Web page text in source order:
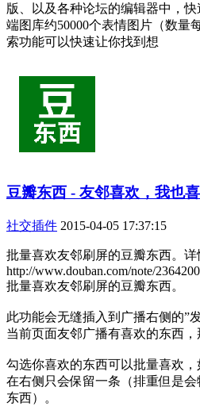
版、以及各种论坛的编辑器中，
端图库约50000个表情图片（数量
索功能可以快速让你找到想
豆瓣东西 - 友邻喜欢，我也
社交插件 2015-04-05 17:37:15
批量喜欢友邻刷屏的豆瓣东西。详
http://www.douban.com/note/
批量喜欢友邻刷屏的豆瓣东西。
此功能会无缝插入到广播右侧的”
当前页面友邻广播有喜欢的东西，
勾选你喜欢的东西可以批量喜欢
在右侧只会保留一条（排重但是
东西）。